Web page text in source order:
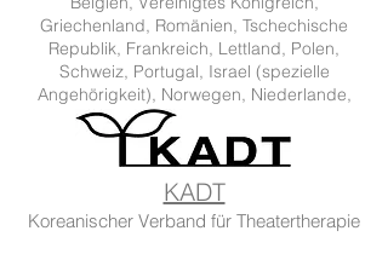
Griechenland, Romänien, Tschechische
Republik, Frankreich, Lettland, Polen,
Schweiz, Portugal, Israel (spezielle
Angehörigkeit), Norwegen, Niederlande,
Slowenien
KADT
Koreanischer Verband für Theatertherapie